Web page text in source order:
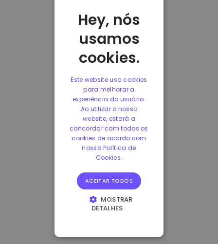
Hey, nós
usamos
cookies.
Este website usa cookies
para melhorar a
experiência do usuário.
Ao utilizar o nosso
website, estará a
concordar com todos os
cookies de acordo com
nossa Política de
Cookies.
ACEITAR TODOS
MOSTRAR
DETALHES